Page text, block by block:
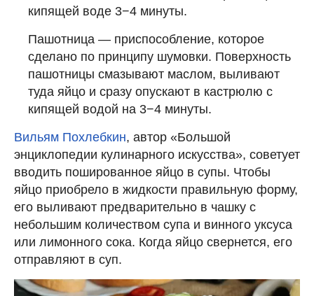
кипящей воде 3−4 минуты.
Пашотница — приспособление, которое
сделано по принципу шумовки. Поверхность
пашотницы смазывают маслом, выливают
туда яйцо и сразу опускают в кастрюлю с
кипящей водой на 3−4 минуты.
Вильям Похлебкин, автор «Большой
энциклопедии кулинарного искусства», советует
вводить пошированное яйцо в супы. Чтобы
яйцо приобрело в жидкости правильную форму,
его выливают предварительно в чашку с
небольшим количеством супа и винного уксуса
или лимонного сока. Когда яйцо свернется, его
отправляют в суп.